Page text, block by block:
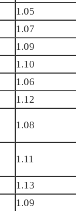
1.05
1.07
1.09
1.10
1.06
1.12
1.08
1.11
1.13
1.09